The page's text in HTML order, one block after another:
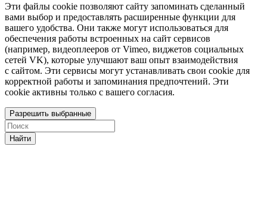
Эти файлы cookie позволяют сайту запоминать сделанный
вами выбор и предоставлять расширенные функции для
вашего удобства. Они также могут использоваться для
обеспечения работы встроенных на сайт сервисов
(например, видеоплееров от Vimeo, виджетов социальных
сетей VK), которые улучшают ваш опыт взаимодействия
с сайтом. Эти сервисы могут устанавливать свои cookie для
корректной работы и запоминания предпочтений. Эти
cookie активны только с вашего согласия.
Разрешить выбранные
Найти